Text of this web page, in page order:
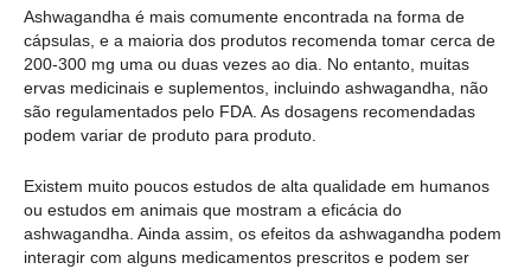
Ashwagandha é mais comumente encontrada na forma de
cápsulas, e a maioria dos produtos recomenda tomar cerca de
200-300 mg uma ou duas vezes ao dia. No entanto, muitas
ervas medicinais e suplementos, incluindo ashwagandha, não
são regulamentados pelo FDA. As dosagens recomendadas
podem variar de produto para produto.
Existem muito poucos estudos de alta qualidade em humanos
ou estudos em animais que mostram a eficácia do
ashwagandha. Ainda assim, os efeitos da ashwagandha podem
interagir com alguns medicamentos prescritos e podem ser